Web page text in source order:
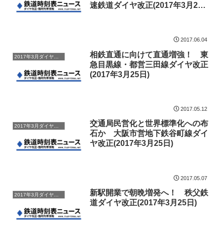
速鉄道ダイヤ改正(2017年3月25
2017.06.04
相鉄直通に向けて直通増強！ 東
急目黒線・都営三田線ダイヤ改正
(2017年3月25日)
2017.05.12
交通局民営化と世界標準化への布
石か 大阪市営地下鉄谷町線ダイ
ヤ改正(2017年3月25日)
2017.05.07
2017年3月ダイヤ改正
新駅開業で朝晩増発へ！ 秩父鉄
道ダイヤ改正(2017年3月25日)